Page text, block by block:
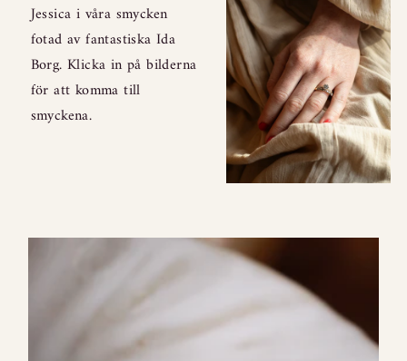
Jessica i våra smycken
fotad av fantastiska Ida
Borg. Klicka in på bilderna
för att komma till
smyckena.